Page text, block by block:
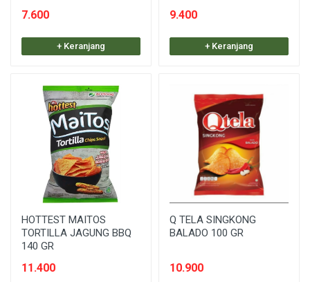
7.600
+ Keranjang
9.400
+ Keranjang
HOTTEST MAITOS
TORTILLA JAGUNG BBQ
140 GR
11.400
Q TELA SINGKONG
BALADO 100 GR
10.900